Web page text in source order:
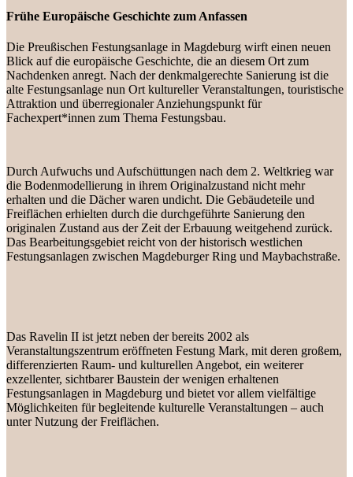
Frühe Europäische Geschichte zum Anfassen
Die Preußischen Festungsanlage in Magdeburg wirft einen neuen
Blick auf die europäische Geschichte, die an diesem Ort zum
Nachdenken anregt. Nach der denkmalgerechte Sanierung ist die
alte Festungsanlage nun Ort kultureller Veranstaltungen, touristische
Attraktion und überregionaler Anziehungspunkt für
Fachexpert*innen zum Thema Festungsbau.
Durch Aufwuchs und Aufschüttungen nach dem 2. Weltkrieg war
die Bodenmodellierung in ihrem Originalzustand nicht mehr
erhalten und die Dächer waren undicht. Die Gebäudeteile und
Freiflächen erhielten durch die durchgeführte Sanierung den
originalen Zustand aus der Zeit der Erbauung weitgehend zurück.
Das Bearbeitungsgebiet reicht von der historisch westlichen
Festungsanlagen zwischen Magdeburger Ring und Maybachstraße.
Das Ravelin II ist jetzt neben der bereits 2002 als
Veranstaltungszentrum eröffneten Festung Mark, mit deren großem,
differenzierten Raum- und kulturellen Angebot, ein weiterer
exzellenter, sichtbarer Baustein der wenigen erhaltenen
Festungsanlagen in Magdeburg und bietet vor allem vielfältige
Möglichkeiten für begleitende kulturelle Veranstaltungen – auch
unter Nutzung der Freiflächen.